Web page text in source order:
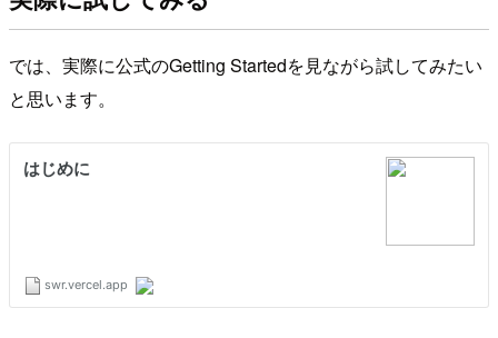
では、実際に公式のGetting Startedを見ながら試してみたい
と思います。